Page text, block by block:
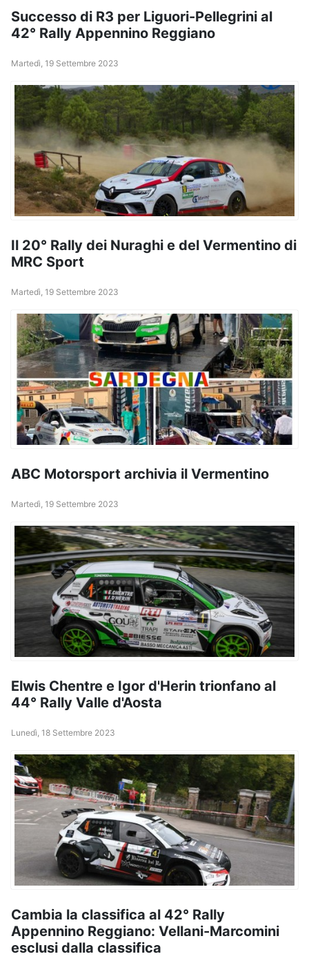
Successo di R3 per Liguori-Pellegrini al
42° Rally Appennino Reggiano
Martedì, 19 Settembre 2023
Il 20° Rally dei Nuraghi e del Vermentino di
MRC Sport
Martedì, 19 Settembre 2023
ABC Motorsport archivia il Vermentino
Martedì, 19 Settembre 2023
Elwis Chentre e Igor d'Herin trionfano al
44° Rally Valle d'Aosta
Lunedì, 18 Settembre 2023
Cambia la classifica al 42° Rally
Appennino Reggiano: Vellani-Marcomini
esclusi dalla classifica